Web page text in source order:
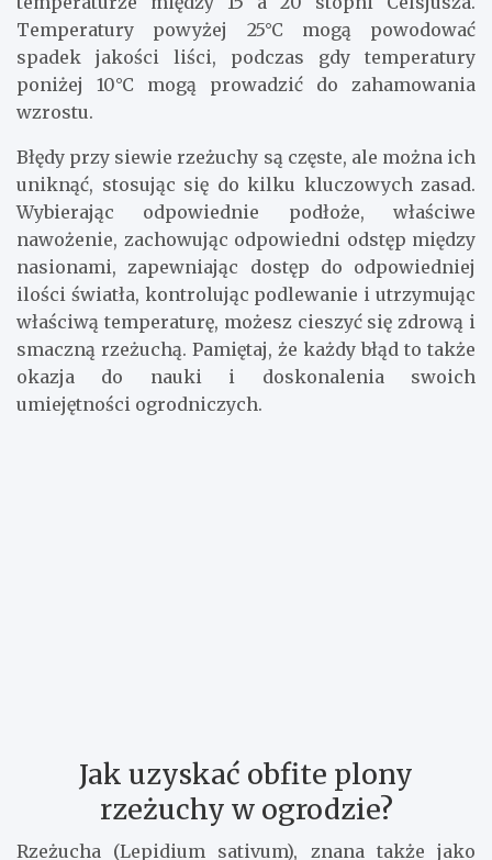
rzeżuchy. Roślina ta najlepiej rośnie w
temperaturze między 15 a 20 stopni Celsjusza.
Temperatury powyżej 25°C mogą powodować
spadek jakości liści, podczas gdy temperatury
poniżej 10°C mogą prowadzić do zahamowania
wzrostu.
Błędy przy siewie rzeżuchy są częste, ale można ich
uniknąć, stosując się do kilku kluczowych zasad.
Wybierając odpowiednie podłoże, właściwe
nawożenie, zachowując odpowiedni odstęp między
nasionami, zapewniając dostęp do odpowiedniej
ilości światła, kontrolując podlewanie i utrzymując
właściwą temperaturę, możesz cieszyć się zdrową i
smaczną rzeżuchą. Pamiętaj, że każdy błąd to także
okazja do nauki i doskonalenia swoich